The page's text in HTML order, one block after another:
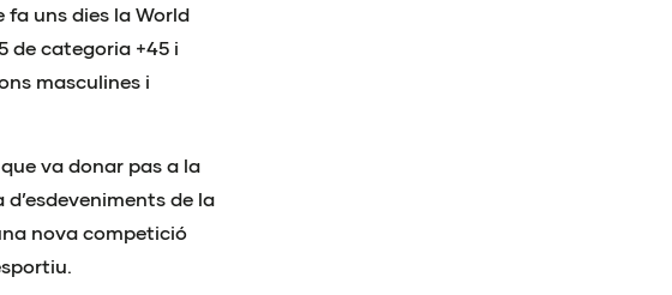
uns dies la World
de categoria +45 i
masculines i
va donar pas a la
de la
nova competició